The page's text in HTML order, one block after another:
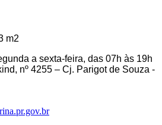
m2
a sexta-feira, das 07h às 19h
nº 4255 – Cj. Parigot de Souza -